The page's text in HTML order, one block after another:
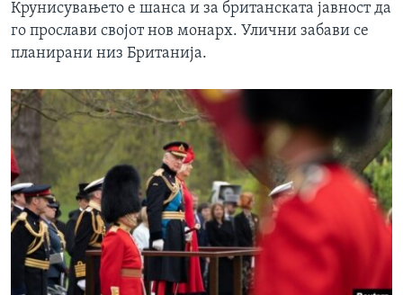
Крунисувањето е шанса и за британската јавност да
го прослави својот нов монарх. Улични забави се
планирани низ Британија.